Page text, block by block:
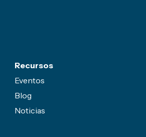
Recursos
Eventos
Blog
Noticias